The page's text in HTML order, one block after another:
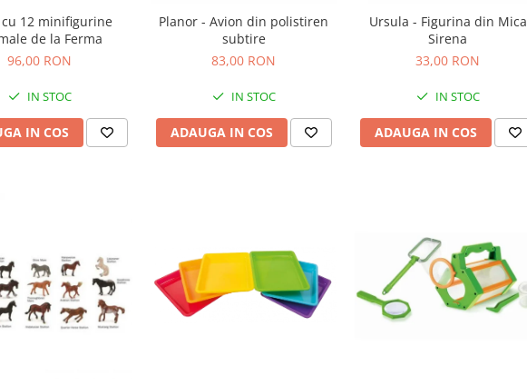
cu 12 minifigurine
de la Ferma
96,00 RON
IN STOC
IN COS
Planor - Avion din polistiren
subtire
83,00 RON
IN STOC
ADAUGA IN COS
Ursula - Figurina din Mica
Sirena
33,00 RON
IN STOC
ADAUGA IN COS